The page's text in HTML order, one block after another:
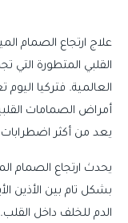
علاج ارتجاع الصمام
القلبي المتطورة التي
العالمية. فتركيا
أمراض الصمامات
يعد من أكثر اضطرابات
يحدث ارتجاع الصمام
بشكل تام بين الأذين
الدم للخلف داخل